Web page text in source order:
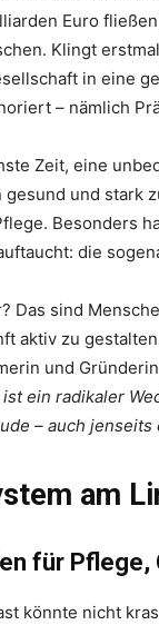
Euro
Klingt
in eine
– nämlich
Zeit, eine
gesund und stark
Besonders
die
Das sind
aktiv zu
und
ein radikaler
– auch jenseits
am
für
könnte nicht